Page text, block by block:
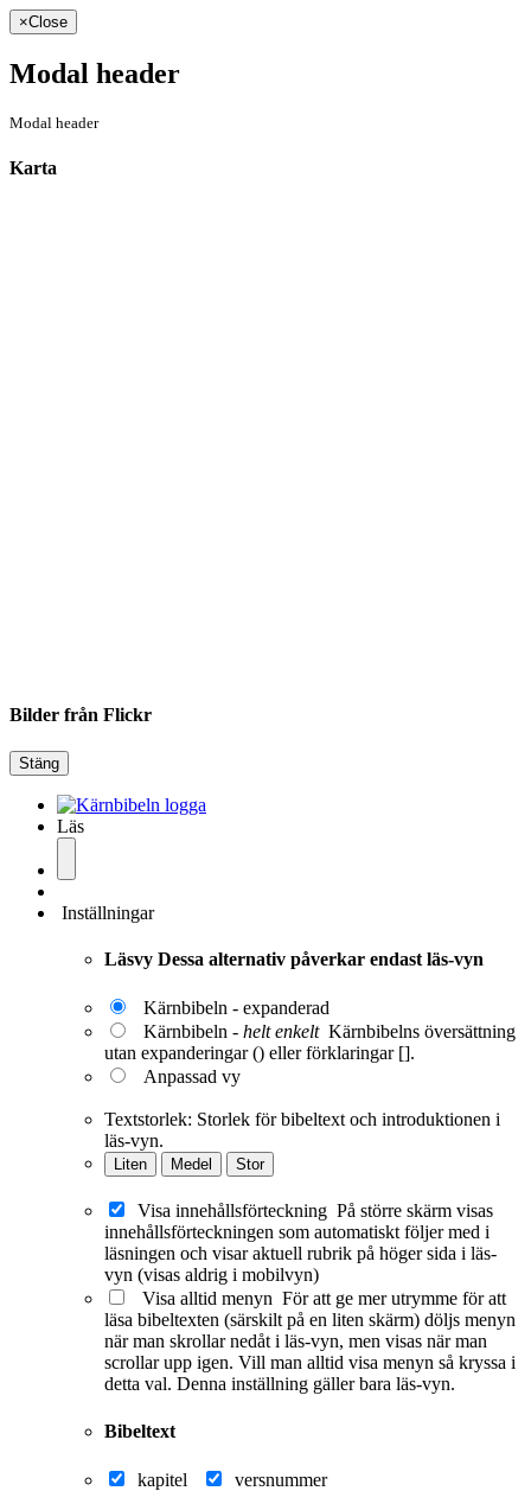
×Close
Modal header
Modal header
Karta
Bilder från Flickr
Stäng
Läs
Inställningar
Läsvy Dessa alternativ påverkar endast läs-vyn
Kärnbibeln - expanderad
Kärnbibeln - helt enkelt Kärnbibelns översättning
utan expanderingar () eller förklaringar [].
Anpassad vy
Textstorlek: Storlek för bibeltext och introduktionen i
läs-vyn.
Liten Medel Stor
Visa innehållsförteckning På större skärm visas
innehållsförteckningen som automatiskt följer med i
läsningen och visar aktuell rubrik på höger sida i läs-
vyn (visas aldrig i mobilvyn)
Visa alltid menyn För att ge mer utrymme för att
läsa bibeltexten (särskilt på en liten skärm) döljs menyn
när man skrollar nedåt i läs-vyn, men visas när man
scrollar upp igen. Vill man alltid visa menyn så kryssa i
detta val. Denna inställning gäller bara läs-vyn.
Bibeltext
kapitel
versnummer